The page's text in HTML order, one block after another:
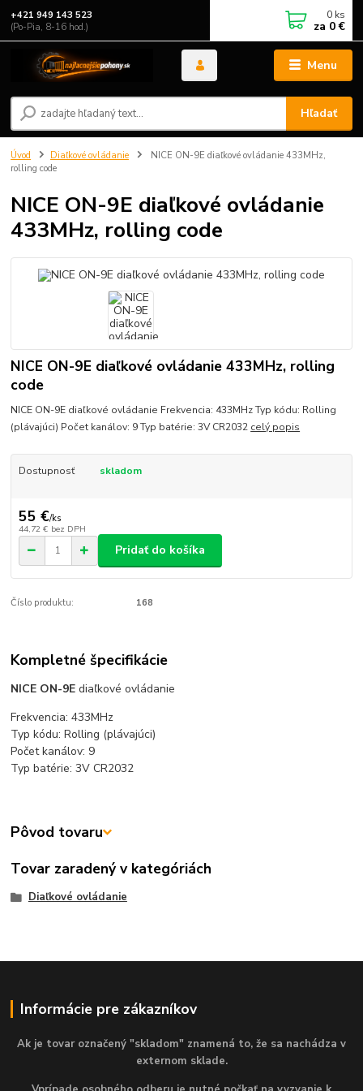
Menu
Hľadať
+421 949 143 523
(Po-Pia, 8-16 hod.)
0 ks
za 0 €
Úvod Diaľkové ovládanie
NICE ON-9E diaľkové ovládanie 433MHz,
rolling code
NICE ON-9E diaľkové ovládanie
433MHz, rolling code
NICE ON-9E diaľkové ovládanie 433MHz, rolling
code
NICE ON-9E diaľkové ovládanie Frekvencia: 433MHz Typ kódu: Rolling
(plávajúci) Počet kanálov: 9 Typ batérie: 3V CR2032 celý popis
Dostupnosť skladom
55 €/ks
44,72 € bez DPH
Pridať do košíka
Číslo produktu: 168
Kompletné špecifikácie
NICE ON-9E diaľkové ovládanie
Frekvencia: 433MHz
Typ kódu: Rolling (plávajúci)
Počet kanálov: 9
Typ batérie: 3V CR2032
Pôvod tovaru
Tovar zaradený v kategóriách
Diaľkové ovládanie
Informácie pre zákazníkov
Ak je tovar označený "skladom" znamená to, že sa nachádza v
externom sklade.